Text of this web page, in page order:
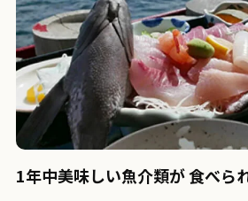
1年中美味しい魚介類が食べら